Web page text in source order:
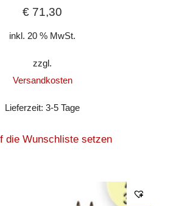
€ 71,30
inkl. 20 % MwSt.
zzgl.
Versandkosten
Lieferzeit:3-5 Tage
die Wunschliste setzen